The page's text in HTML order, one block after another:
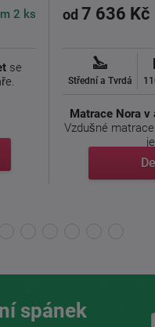
2 ks
se
od 7 636 Kč
Střední a Tvrdá
Matrace Nora v
Vzdušné matrace
je
spánek